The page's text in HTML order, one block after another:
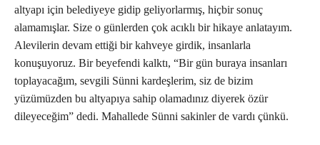
altyapı için belediyeye gidip geliyorlarmış, hiçbir sonuç
alamamışlar. Size o günlerden çok acıklı bir hikaye anlatayım.
Alevilerin devam ettiği bir kahveye girdik, insanlarla
konuşuyoruz. Bir beyefendi kalktı, “Bir gün buraya insanları
toplayacağım, sevgili Sünni kardeşlerim, siz de bizim
yüzümüzden bu altyapıya sahip olamadınız diyerek özür
dileyeceğim” dedi. Mahallede Sünni sakinler de vardı çünkü.